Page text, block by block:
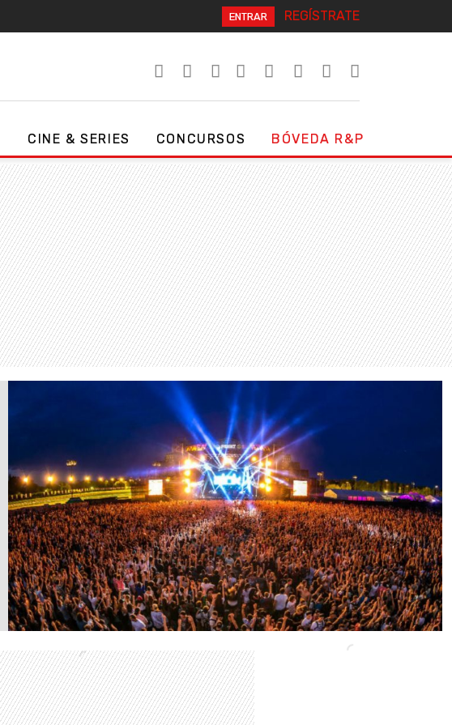
ENTRAR REGÍSTRATE
CINE & SERIES CONCURSOS BÓVEDA R&P